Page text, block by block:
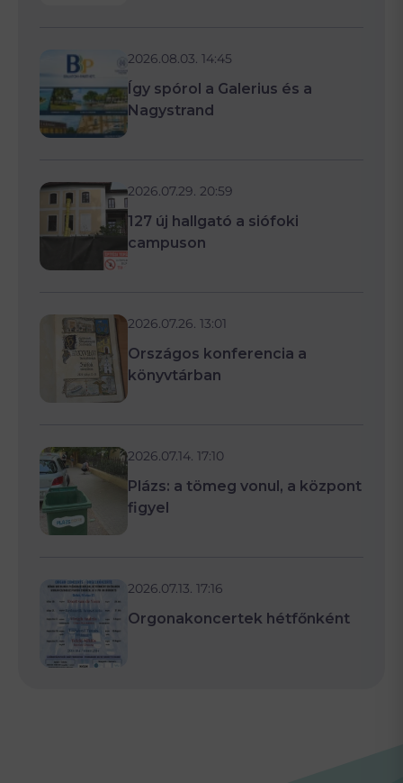
2026.08.03. 14:45
Így spórol a Galerius és a
Nagystrand
2026.07.29. 20:59
127 új hallgató a siófoki
campuson
2026.07.26. 13:01
Országos konferencia a
könyvtárban
2026.07.14. 17:10
Plázs: a tömeg vonul, a központ
figyel
2026.07.13. 17:16
Orgonakoncertek hétfőnként